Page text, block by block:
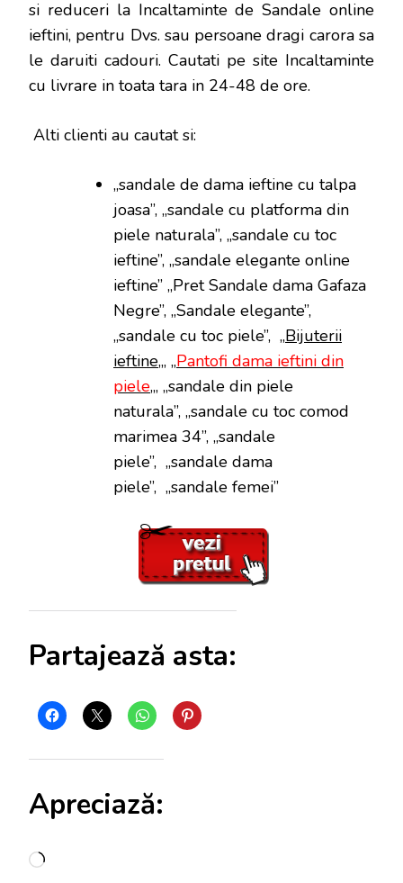
si reduceri la Incaltaminte de Sandale online
ieftini, pentru Dvs. sau persoane dragi carora sa
le daruiti cadouri. Cautati pe site Incaltaminte
cu livrare in toata tara in 24-48 de ore.
Alti clienti au cautat si:
„sandale de dama ieftine cu talpa
joasa”, „sandale cu platforma din
piele naturala”, „sandale cu toc
ieftine”, „sandale elegante online
ieftine” „Pret Sandale dama Gafaza
Negre”, „Sandale elegante”,
„sandale cu toc piele”, „Bijuterii
ieftine„, „Pantofi dama ieftini din
piele„, „sandale din piele
naturala”, „sandale cu toc comod
marimea 34”, „sandale
piele”, „sandale dama
piele”, „sandale femei”
Partajează asta:
Apreciază:
Încarc...